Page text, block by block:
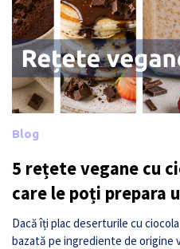
Blog
5 rețete vegane cu
care le poți prepara
Dacă îți plac deserturile cu
bazată pe ingrediente de origine